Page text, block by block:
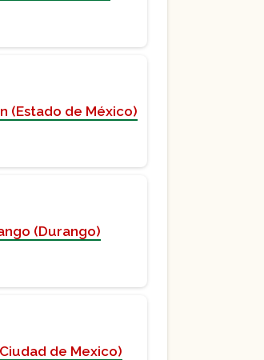
(Estado de México)
(Durango)
de Mexico)